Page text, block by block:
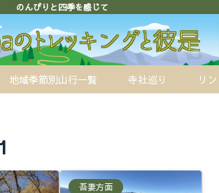
のんびりと四季を感じて
地域季節別山行一覧 寺社巡り リ
吾妻方面